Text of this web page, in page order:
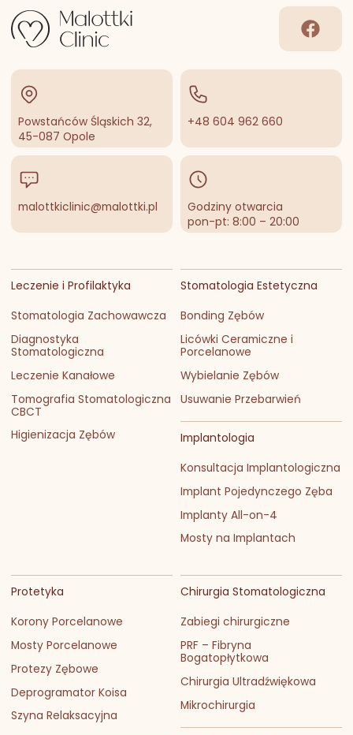
Powstańców Śląskich 32,
45-087 Opole
+48 604 962 660
malottkiclinic@malottki.pl
Godziny otwarcia
pon-pt: 8:00 – 20:00
Leczenie i Profilaktyka
Stomatologia Zachowawcza
Diagnostyka
Stomatologiczna
Leczenie Kanałowe
Tomografia Stomatologiczna
CBCT
Higienizacja Zębów
Stomatologia Estetyczna
Bonding Zębów
Licówki Ceramiczne i
Porcelanowe
Wybielanie Zębów
Usuwanie Przebarwień
Implantologia
Konsultacja Implantologiczna
Implant Pojedynczego Zęba
Implanty All-on-4
Mosty na Implantach
Protetyka
Korony Porcelanowe
Mosty Porcelanowe
Protezy Zębowe
Deprogramator Koisa
Szyna Relaksacyjna
Chirurgia Stomatologiczna
Zabiegi chirurgiczne
PRF – Fibryna
Bogatopłytkowa
Chirurgia Ultradźwiękowa
Mikrochirurgia